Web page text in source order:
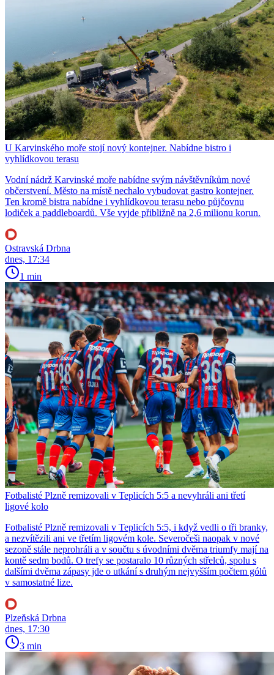
U Karvinského moře stojí nový kontejner. Nabídne bistro i
vyhlídkovou terasu
Vodní nádrž Karvinské moře nabídne svým návštěvníkům nové
občerstvení. Město na místě nechalo vybudovat gastro kontejner.
Ten kromě bistra nabídne i vyhlídkovou terasu nebo půjčovnu
lodiček a paddleboardů. Vše vyjde přibližně na 2,6 milionu korun.
Ostravská Drbna
dnes, 17:34
1 min
Fotbalisté Plzně remizovali v Teplicích 5:5 a nevyhráli ani třetí
ligové kolo
Fotbalisté Plzně remizovali v Teplicích 5:5, i když vedli o tři branky,
a nezvítězili ani ve třetím ligovém kole. Severočeši naopak v nové
sezoně stále neprohráli a v součtu s úvodními dvěma triumfy mají na
kontě sedm bodů. O trefy se postaralo 10 různých střelců, spolu s
dalšími dvěma zápasy jde o utkání s druhým nejvyšším počtem gólů
v samostatné lize.
Plzeňská Drbna
dnes, 17:30
3 min